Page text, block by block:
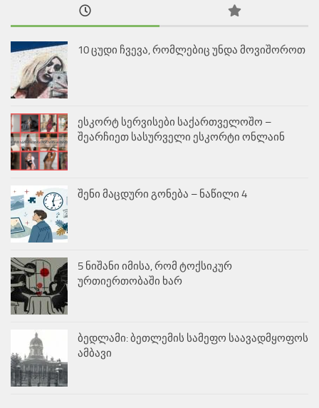
10 ცუდი ჩვევა, რომლებიც უნდა მოვიშოროთ
ესკორტ სერვისები საქართველოშო –
შეარჩიეთ სასურველი ესკორტი ონლაინ
შენი მაცდური გონება – ნაწილი 4
5 ნიშანი იმისა, რომ ტოქსიკურ
ურთიერთობაში ხარ
ბედლამი: ბეთლემის სამეფო საავადმყოფოს
ამბავი